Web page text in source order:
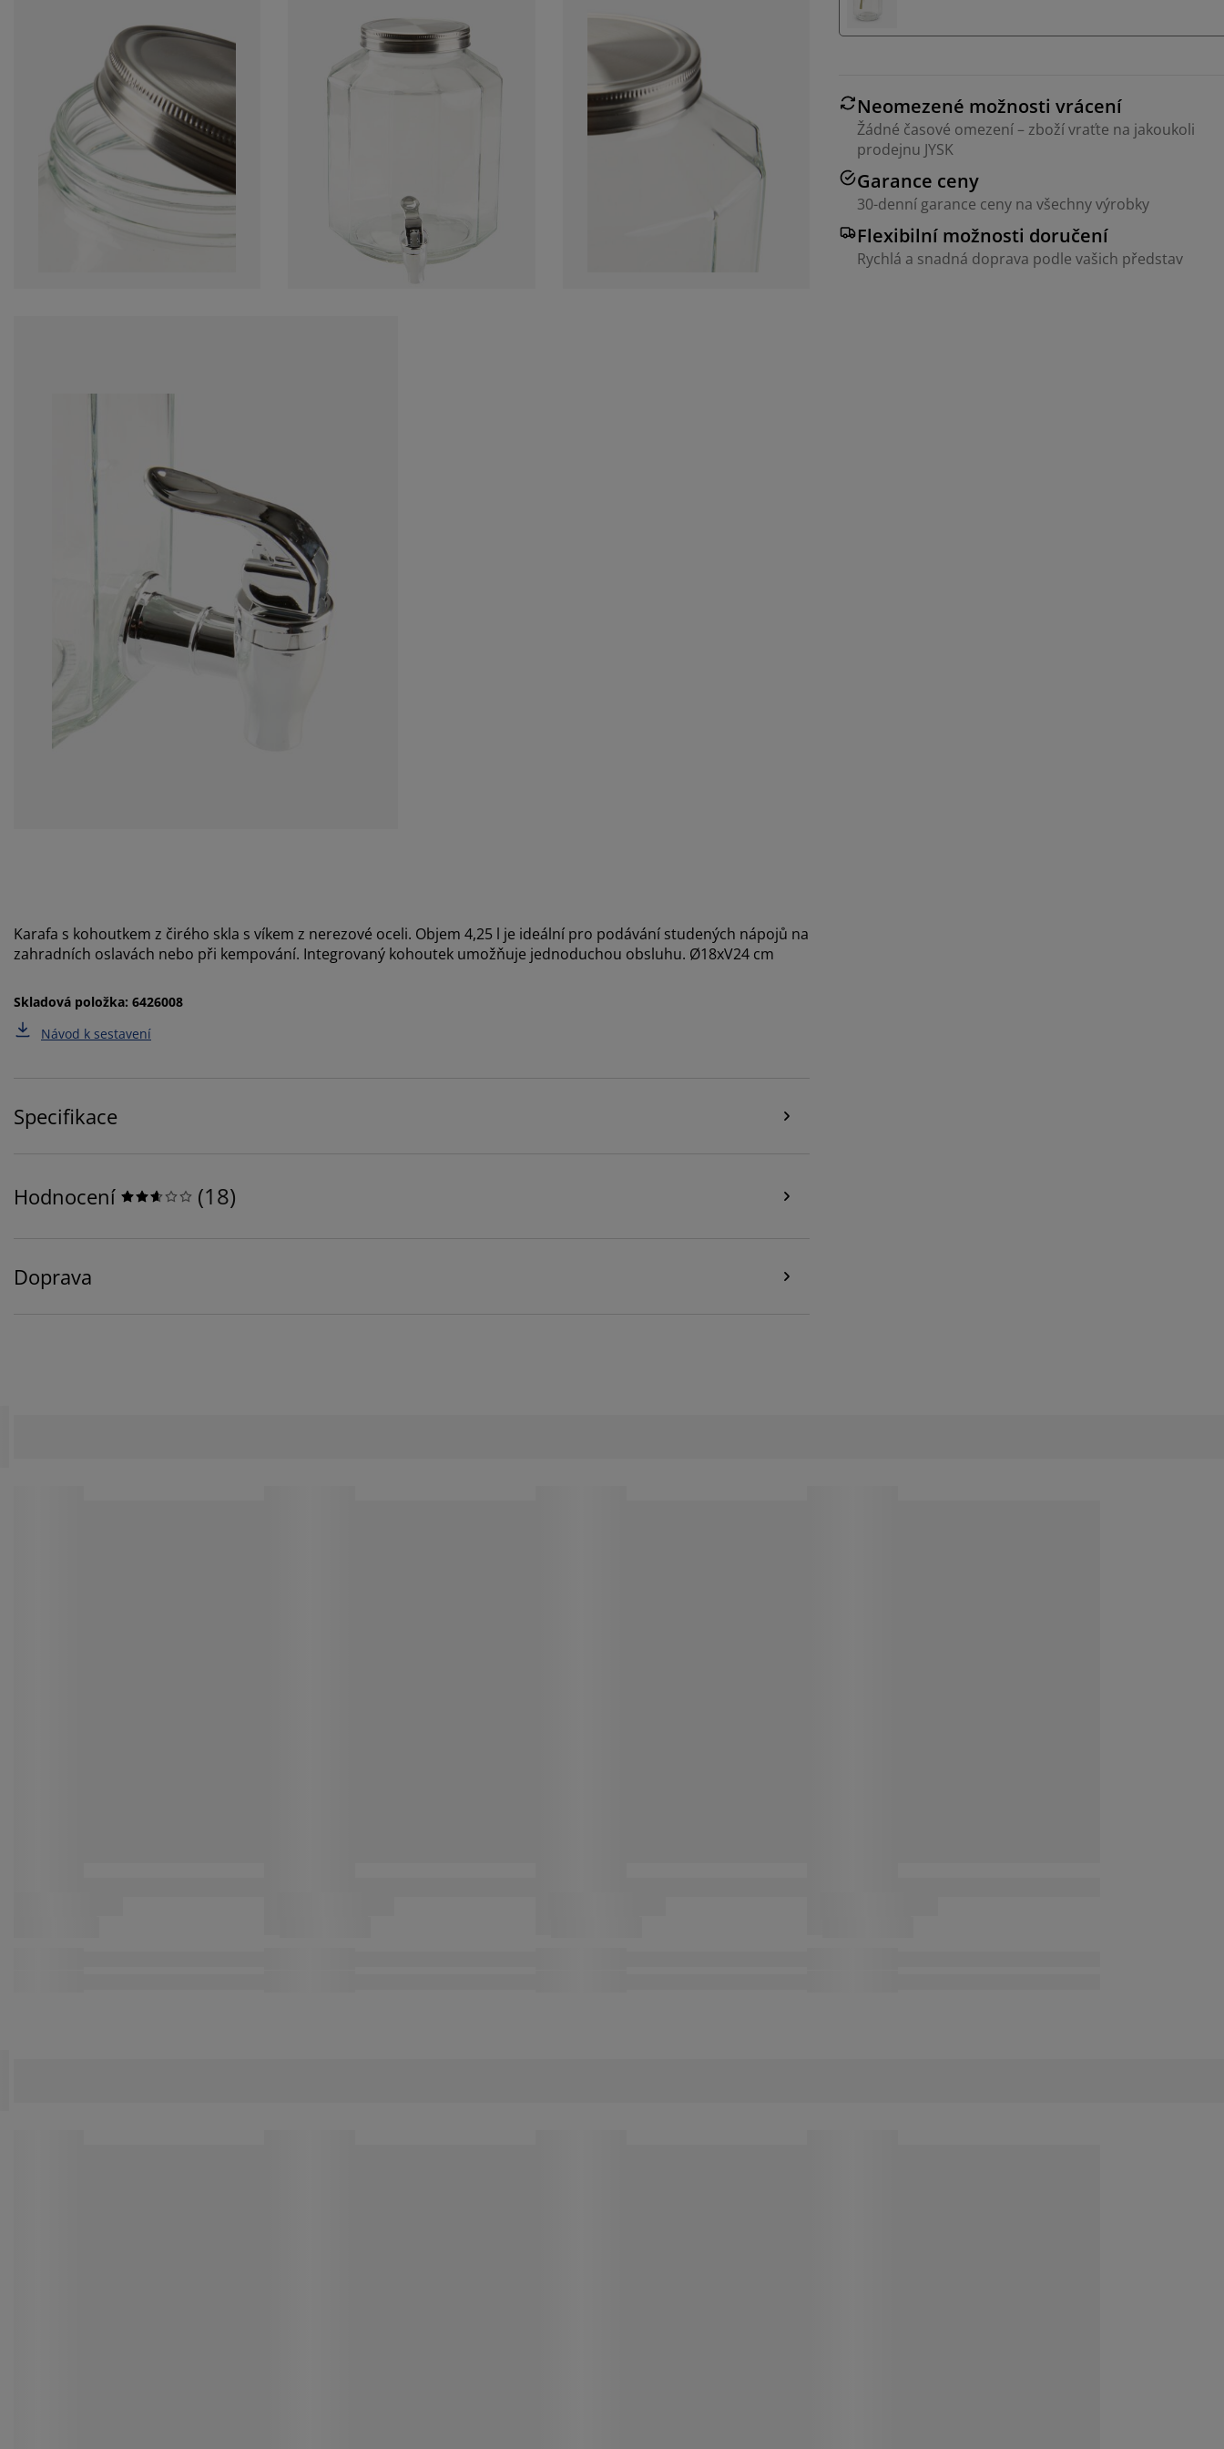
Neomezené možnosti vrácení
Žádné časové omezení – zboží vraťte na jakoukoli
prodejnu JYSK
Garance ceny
30-denní garance ceny na všechny výrobky
Flexibilní možnosti doručení
Rychlá a snadná doprava podle vašich představ
Karafa s kohoutkem z čirého skla s víkem z nerezové oceli. Objem 4,25 l je ideální pro podávání studených nápojů na
zahradních oslavách nebo při kempování. Integrovaný kohoutek umožňuje jednoduchou obsluhu. Ø18xV24 cm
Skladová položka: 6426008
Návod k sestavení
Specifikace
Hodnocení (18)
Doprava